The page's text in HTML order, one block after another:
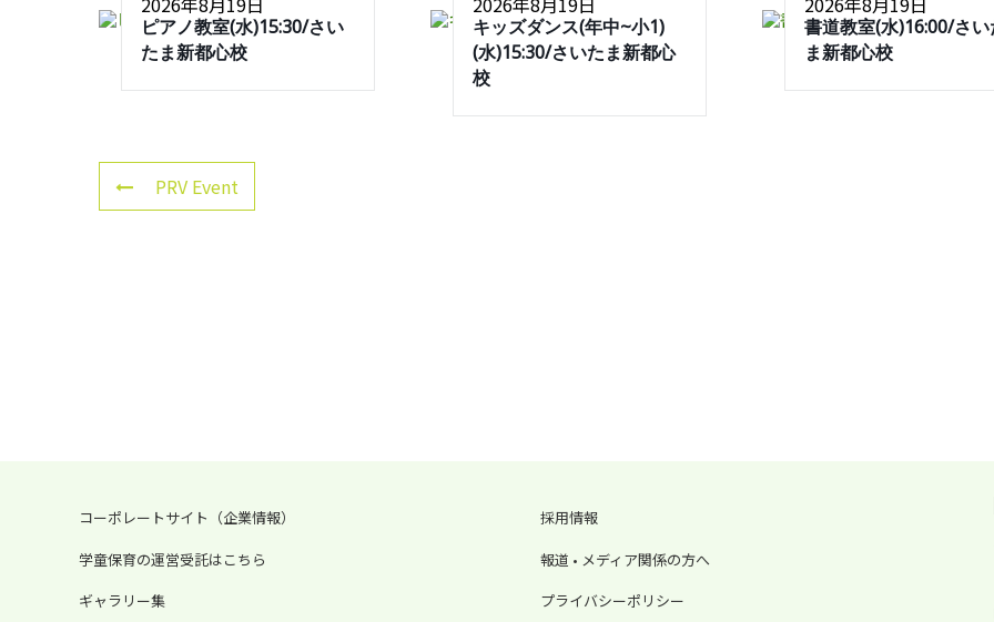
ピアノ教室(水)15:30/さい
たま新都心校
キッズダンス(年中~小1)
(水)15:30/さいたま新都心
校
書道教室(水)16:00/さい
ま新都心校
PRV Event
コーポレートサイト（企業情報）
学童保育の運営受託はこちら
ギャラリー集
採用情報
報道 • メディア関係の方へ
プライバシーポリシー